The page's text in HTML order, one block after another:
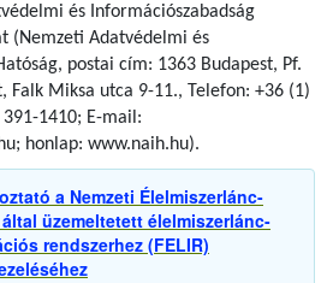
és Információszabadság
(Nemzeti Adatvédelmi és
postai cím: 1363 Budapest, Pf.
Falk Miksa utca 9-11., Telefon: +36 (1)
1410; E-mail:
honlap: www.naih.hu).
a Nemzeti Élelmiszerlánc-
üzemeltetett élelmiszerlánc-
rendszerhez (FELIR)